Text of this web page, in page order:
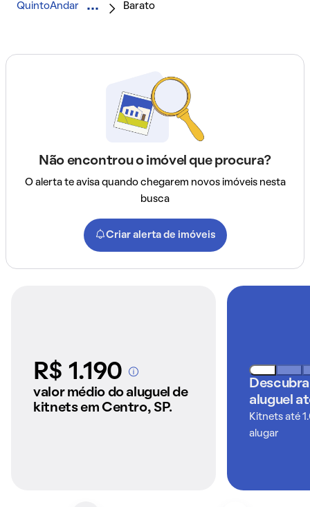
QuintoAndar Barato
Não encontrou o imóvel que procura?
O alerta te avisa quando chegarem novos imóveis nesta
busca
Criar alerta de imóveis
R$ 1.190A partir dos imóveis
anunciados pelo
QuintoAndar
valor médio do aluguel de
kitnets em Centro, SP.
aluguel
Kitnets até
alugar